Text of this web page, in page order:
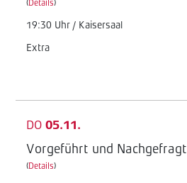
(Details)
19:30 Uhr / Kaisersaal
Extra
DO 05.11.
Vorgeführt und Nachgefragt
(Details)